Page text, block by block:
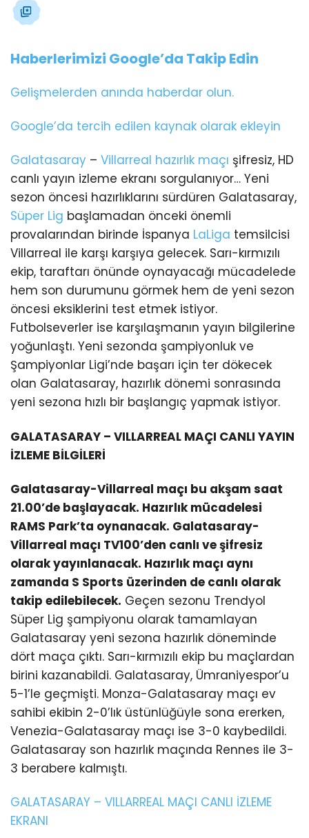
Haberlerimizi Google’da Takip Edin
Gelişmelerden anında haberdar olun.
Google’da tercih edilen kaynak olarak ekleyin
Galatasaray – Villarreal hazırlık maçı şifresiz, HD
canlı yayın izleme ekranı sorgulanıyor… Yeni
sezon öncesi hazırlıklarını sürdüren Galatasaray,
Süper Lig başlamadan önceki önemli
provalarından birinde İspanya LaLiga temsilcisi
Villarreal ile karşı karşıya gelecek. Sarı-kırmızılı
ekip, taraftarı önünde oynayacağı mücadelede
hem son durumunu görmek hem de yeni sezon
öncesi eksiklerini test etmek istiyor.
Futbolseverler ise karşılaşmanın yayın bilgilerine
yoğunlaştı. Yeni sezonda şampiyonluk ve
Şampiyonlar Ligi’nde başarı için ter dökecek
olan Galatasaray, hazırlık dönemi sonrasında
yeni sezona hızlı bir başlangıç yapmak istiyor.
GALATASARAY – VILLARREAL MAÇI CANLI YAYIN
İZLEME BİLGİLERİ
Galatasaray-Villarreal maçı bu akşam saat
21.00’de başlayacak. Hazırlık mücadelesi
RAMS Park’ta oynanacak. Galatasaray-
Villarreal maçı TV100’den canlı ve şifresiz
olarak yayınlanacak. Hazırlık maçı aynı
zamanda S Sports üzerinden de canlı olarak
takip edilebilecek. Geçen sezonu Trendyol
Süper Lig şampiyonu olarak tamamlayan
Galatasaray yeni sezona hazırlık döneminde
dört maça çıktı. Sarı-kırmızılı ekip bu maçlardan
birini kazanabildi. Galatasaray, Ümraniyespor’u
5-1’le geçmişti. Monza-Galatasaray maçı ev
sahibi ekibin 2-0’lık üstünlüğüyle sona ererken,
Venezia-Galatasaray maçı ise 3-0 kaybedildi.
Galatasaray son hazırlık maçında Rennes ile 3-
3 berabere kalmıştı.
GALATASARAY – VILLARREAL MAÇI CANLI İZLEME
EKRANI